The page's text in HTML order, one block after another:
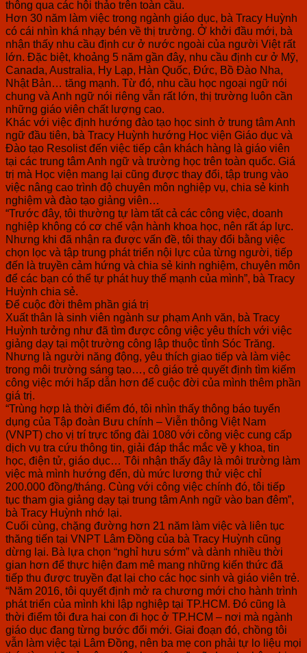
thông qua các hội thảo trên toàn cầu.
Hơn 30 năm làm việc trong ngành giáo dục, bà Tracy Huỳnh
có cái nhìn khá nhạy bén về thị trường. Ở khởi đầu mới, bà
nhận thấy nhu cầu định cư ở nước ngoài của người Việt rất
lớn. Đặc biệt, khoảng 5 năm gần đây, nhu cầu định cư ở Mỹ,
Canada, Australia, Hy Lạp, Hàn Quốc, Đức, Bồ Đào Nha,
Nhật Bản… tăng mạnh. Từ đó, nhu cầu học ngoại ngữ nói
chung và Anh ngữ nói riêng vẫn rất lớn, thị trường luôn cần
những giáo viên chất lượng cao.
Khác với việc định hướng đào tạo học sinh ở trung tâm Anh
ngữ đầu tiên, bà Tracy Huỳnh hướng Học viện Giáo dục và
Đào tạo Resolist đến việc tiếp cận khách hàng là giáo viên
tại các trung tâm Anh ngữ và trường học trên toàn quốc. Giá
trị mà Học viện mang lại cũng được thay đổi, tập trung vào
việc nâng cao trình độ chuyên môn nghiệp vụ, chia sẻ kinh
nghiệm và đào tạo giảng viên…
“Trước đây, tôi thường tự làm tất cả các công việc, doanh
nghiệp không có cơ chế vận hành khoa học, nên rất áp lực.
Nhưng khi đã nhận ra được vấn đề, tôi thay đổi bằng việc
chọn lọc và tập trung phát triển nội lực của từng người, tiếp
đến là truyền cảm hứng và chia sẻ kinh nghiệm, chuyên môn
để các bạn có thể tự phát huy thế mạnh của mình”, bà Tracy
Huỳnh chia sẻ.
Để cuộc đời thêm phần giá trị
Xuất thân là sinh viên ngành sư phạm Anh văn, bà Tracy
Huỳnh tưởng như đã tìm được công việc yêu thích với việc
giảng dạy tại một trường công lập thuộc tỉnh Sóc Trăng.
Nhưng là người năng động, yêu thích giao tiếp và làm việc
trong môi trường sáng tạo…, cô giáo trẻ quyết định tìm kiếm
công việc mới hấp dẫn hơn để cuộc đời của mình thêm phần
giá trị.
“Trùng hợp là thời điểm đó, tôi nhìn thấy thông báo tuyển
dụng của Tập đoàn Bưu chính – Viễn thông Việt Nam
(VNPT) cho vị trí trực tổng đài 1080 với công việc cung cấp
dịch vụ tra cứu thông tin, giải đáp thắc mắc về y khoa, tin
học, điện tử, giáo dục… Tôi nhận thấy đây là môi trường làm
việc mà mình hướng đến, dù mức lương thử việc chỉ
200.000 đồng/tháng. Cùng với công việc chính đó, tôi tiếp
tục tham gia giảng dạy tại trung tâm Anh ngữ vào ban đêm”,
bà Tracy Huỳnh nhớ lại.
Cuối cùng, chặng đường hơn 21 năm làm việc và liên tục
thăng tiến tại VNPT Lâm Đồng của bà Tracy Huỳnh cũng
dừng lại. Bà lựa chọn “nghỉ hưu sớm” và dành nhiều thời
gian hơn để thực hiện đam mê mang những kiến thức đã
tiếp thu được truyền đạt lại cho các học sinh và giáo viên trẻ.
“Năm 2016, tôi quyết định mở ra chương mới cho hành trình
phát triển của mình khi lập nghiệp tại TP.HCM. Đó cũng là
thời điểm tôi đưa hai con đi học ở TP.HCM – nơi mà ngành
giáo dục đang từng bước đổi mới. Giai đoạn đó, chồng tôi
vẫn làm việc tại Lâm Đồng, nên ba mẹ con phải tự lo liệu mọi